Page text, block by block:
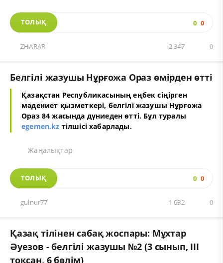
ТОЛЫҚ 0 0
ZHARAR 0
2 347
Белгілі жазушы Нұрғожа Ораз өмірден өтті
Қазақстан Республикасының еңбек сіңірген
мәдениет қызметкері, белгілі жазушы Нұрғожа
Ораз 84 жасында дүниеден өтті. Бұл туралы
egemen.kz тілшісі хабарлады.
Жаңалықтар
ТОЛЫҚ 0 0
gulnur77 0
1 632
Қазақ тілінен сабақ жоспары: Мұхтар
Әуезов - белгілі жазушы №2 (3 сынып, III
тоқсан, 6 бөлім)